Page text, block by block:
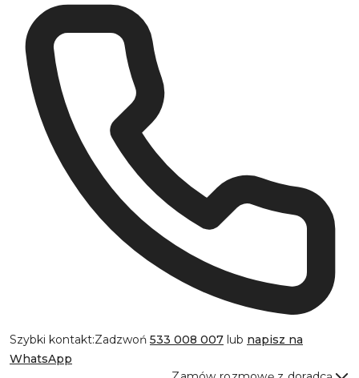
Szybki kontakt:Zadzwoń 533 008 007 lub napisz na
WhatsApp